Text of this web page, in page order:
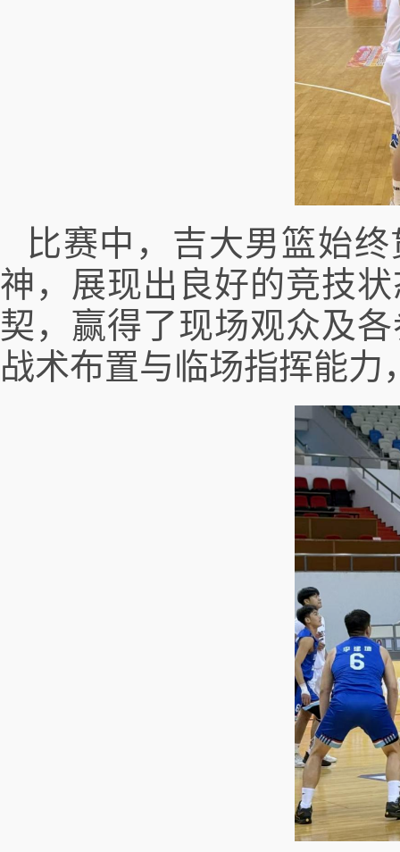
比赛中，吉大男篮始
神，展现出良好的竞技
契，赢得了现场观众及
战术布置与临场指挥能力